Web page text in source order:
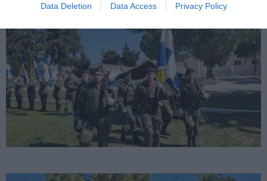
Data Deletion Data Access Privacy Policy